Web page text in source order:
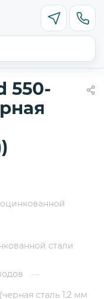
550-
стали
—
сталь 1,2 мм